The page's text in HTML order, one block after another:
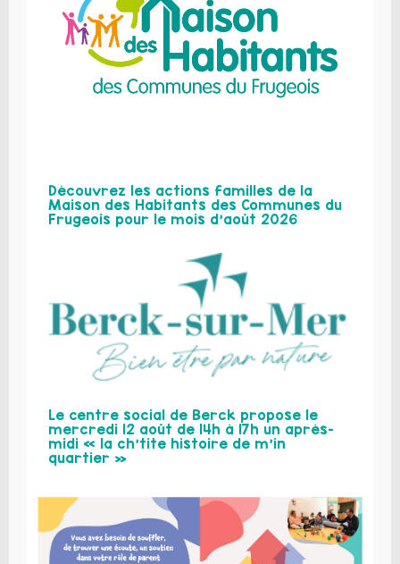
Découvrez les actions familles de la
Maison des Habitants des Communes du
Frugeois pour le mois d’août 2026
Le centre social de Berck propose le
mercredi 12 août de 14h à 17h un après-
midi « la ch’tite histoire de m’in
quartier »